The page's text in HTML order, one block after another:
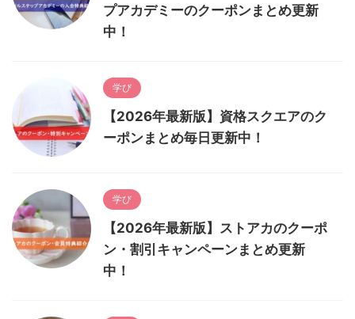
プアカデミーのクーポンまとめ更新
中！
学び
【2026年最新版】資格スクエアのク
ーポンまとめ毎日更新中！
学び
【2026年最新版】ストアカのクーポ
ン・割引キャンペーンまとめ更新
中！